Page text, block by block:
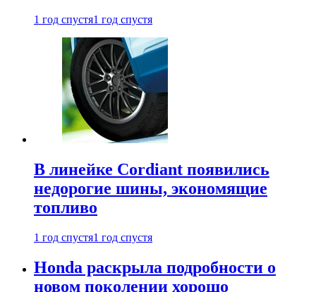
1 год спустя1 год спустя
В линейке Cordiant появились
недорогие шины, экономящие
топливо
1 год спустя1 год спустя
Honda раскрыла подробности о
новом поколении хорошо